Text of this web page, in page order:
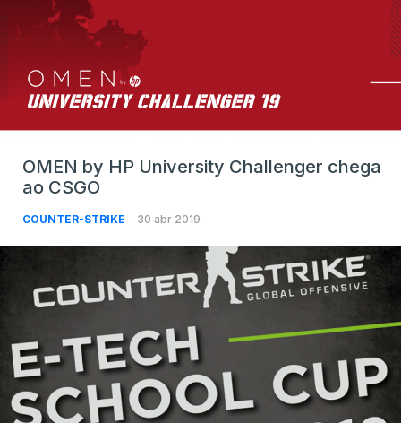
OMEN by HP University Challenger chega
ao CSGO
COUNTER-STRIKE 30 abr 2019